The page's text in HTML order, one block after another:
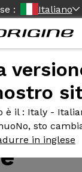
: Italiano
è il : Italy -
No, sto
in inglese
>Nuovo
del
di